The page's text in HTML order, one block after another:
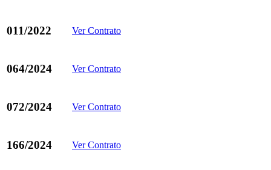
011/2022 Ver Contrato
064/2024 Ver Contrato
072/2024 Ver Contrato
166/2024 Ver Contrato